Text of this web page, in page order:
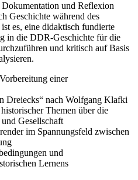
und Reflexion
Geschichte während des
es, eine didaktisch fundierte
in die DDR-Geschichte für die
und kritisch auf Basis
einer
Dreiecks“ nach Wolfgang Klafki
Themen über die
Gesellschaft
im Spannungsfeld zwischen
und
Lernens